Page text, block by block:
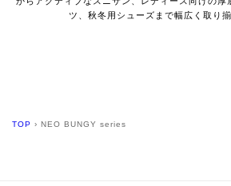
ツ、秋冬用シューズまで幅広く取り揃
TOP › NEO BUNGY series